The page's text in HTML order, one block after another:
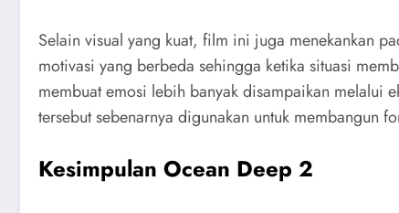
Selain visual yang kuat, film ini juga menekankan
motivasi yang berbeda sehingga ketika situasi
membuat emosi lebih banyak disampaikan melalui
tersebut sebenarnya digunakan untuk membangun
Kesimpulan Ocean Deep 2